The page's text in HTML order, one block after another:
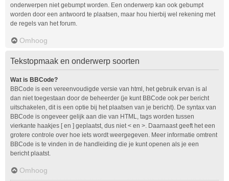
onderwerpen niet gebumpt worden. Een onderwerp kan ook gebumpt
worden door een antwoord te plaatsen, maar hou hierbij wel rekening met
de regels van het forum.
Omhoog
Tekstopmaak en onderwerp soorten
Wat is BBCode?
BBCode is een vereenvoudigde versie van html, het gebruik ervan is al
dan niet toegestaan door de beheerder (je kunt BBCode ook per bericht
uitschakelen, dit is een optie bij het plaatsen van je bericht). De syntax van
BBCode is ongeveer gelijk aan die van HTML, tags worden tussen
vierkante haakjes [ en ] geplaatst, dus niet < en >. Daarnaast geeft het een
grotere controle over hoe iets wordt weergegeven. Meer informatie omtrent
BBCode is te vinden in de handleiding die je kunt openen als je een
bericht plaatst.
Omhoog